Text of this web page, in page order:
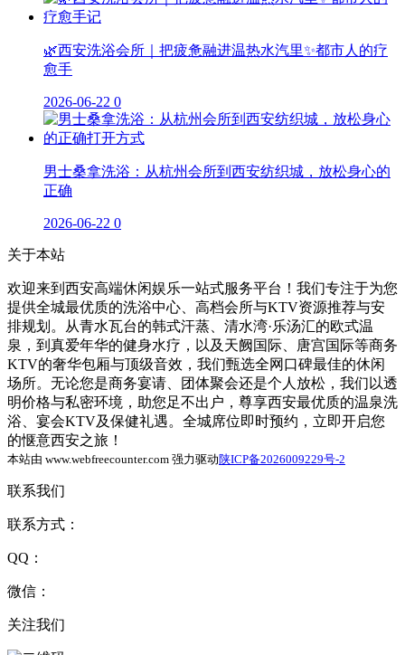
🌿西安洗浴会所｜把疲惫融进温热水汽里✨都市人的疗
愈手
2026-06-22 0
男士桑拿洗浴：从杭州会所到西安纺织城，放松身心的
正确
2026-06-22 0
关于本站
欢迎来到西安高端休闲娱乐一站式服务平台！我们专注于为您
提供全城最优质的洗浴中心、高档会所与KTV资源推荐与安
排规划。从青水瓦台的韩式汗蒸、清水湾·乐汤汇的欧式温
泉，到真爱年华的健身水疗，以及天阙国际、唐宫国际等商务
KTV的奢华包厢与顶级音效，我们甄选全网口碑最佳的休闲
场所。无论您是商务宴请、团体聚会还是个人放松，我们以透
明价格与私密环境，助您足不出户，尊享西安最优质的温泉洗
浴、宴会KTV及保健礼遇。全城席位即时预约，立即开启您
的惬意西安之旅！
本站由 www.webfreecounter.com 强力驱动陕ICP备2026009229号-2
联系我们
联系方式：
QQ：
微信：
关注我们